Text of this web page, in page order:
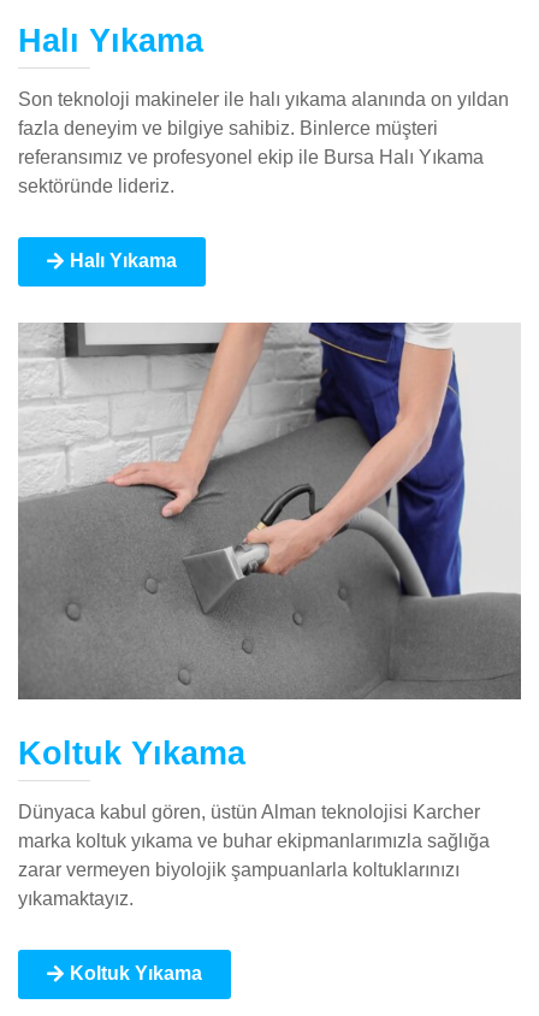
Halı Yıkama
Son teknoloji makineler ile halı yıkama alanında on yıldan
fazla deneyim ve bilgiye sahibiz. Binlerce müşteri
referansımız ve profesyonel ekip ile Bursa Halı Yıkama
sektöründe lideriz.
Halı Yıkama
Koltuk Yıkama
Dünyaca kabul gören, üstün Alman teknolojisi Karcher
marka koltuk yıkama ve buhar ekipmanlarımızla sağlığa
zarar vermeyen biyolojik şampuanlarla koltuklarınızı
yıkamaktayız.
Koltuk Yıkama